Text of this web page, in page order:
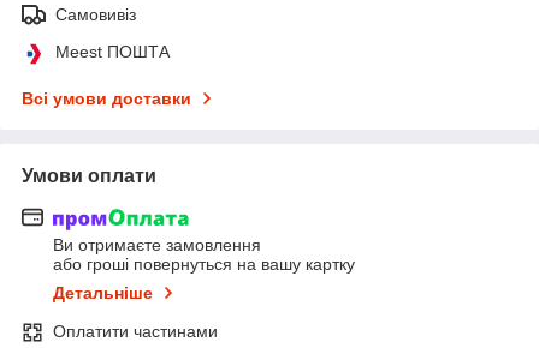
Самовивіз
Meest ПОШТА
Всі умови доставки
Умови оплати
Ви отримаєте замовлення
або гроші повернуться на вашу картку
Детальніше
Оплатити частинами